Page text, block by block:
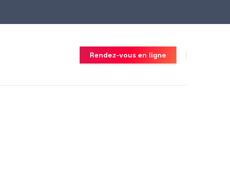
Rendez-vous en ligne